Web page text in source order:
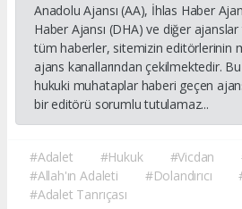
Anadolu Ajansı (AA), İhlas Haber
Haber Ajansı (DHA) ve diğer
tüm haberler, sitemizin editörlerinin
ajans kanallarından çekilmektedir.
hukuki muhataplar haberi geçen
bir editörü sorumlu tutulamaz...
#Adalet #Hukuk #Vicdan
#Allah'ın Adaleti
#Dolandırıcı
#Adalet Tanrıçası